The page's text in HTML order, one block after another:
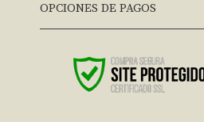
OPCIONES DE PAGOS